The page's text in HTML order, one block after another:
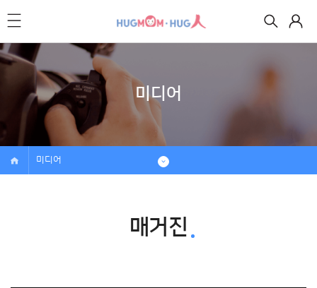
미디어
미디어
매거진